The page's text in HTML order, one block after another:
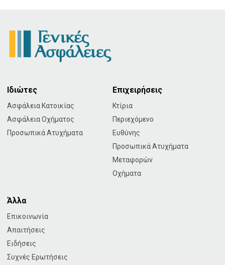
Ιδιώτες
Ασφάλεια Κατοικίας
Ασφάλεια Οχήματος
Προσωπικά Ατυχήματα
Επιχειρήσεις
Κτίρια
Περιεχόμενο
Ευθύνης
Προσωπικά Ατυχήματα
Μεταφορών
Οχήματα
Άλλα
Επικοινωνία
Απαιτήσεις
Ειδήσεις
Συχνές Ερωτήσεις